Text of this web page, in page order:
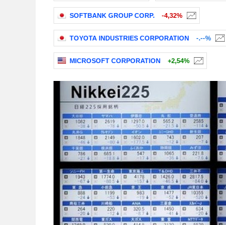
SOFTBANK GROUP CORP. -4,32%
TOYOTA INDUSTRIES CORPORATION -.--%
MICROSOFT CORPORATION +2,54%